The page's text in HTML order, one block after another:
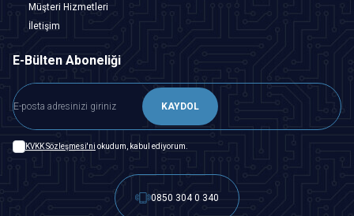
Müşteri Hizmetleri
İletişim
E-Bülten Aboneliği
KAYDOL
KVKK Sözleşmesi'ni okudum, kabul ediyorum.
0850 304 0 340